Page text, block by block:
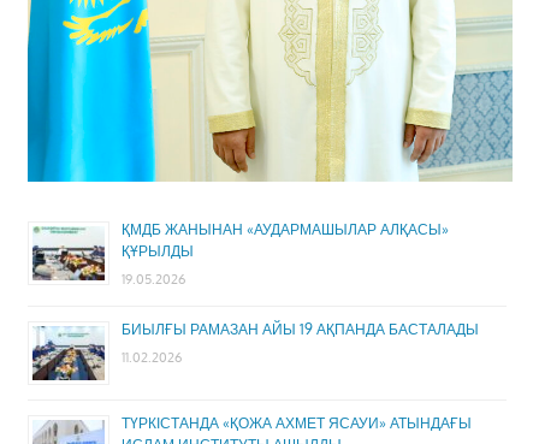
ҚМДБ ЖАНЫНАН «АУДАРМАШЫЛАР АЛҚАСЫ»
ҚҰРЫЛДЫ
19.05.2026
БИЫЛҒЫ РАМАЗАН АЙЫ 19 АҚПАНДА БАСТАЛАДЫ
11.02.2026
ТҮРКІСТАНДА «ҚОЖА АХМЕТ ЯСАУИ» АТЫНДАҒЫ